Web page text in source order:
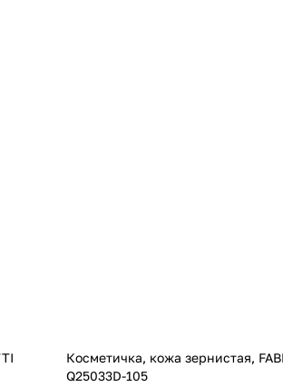
Косметичка, кожа зернистая, FABRETTI
Q25033D-105